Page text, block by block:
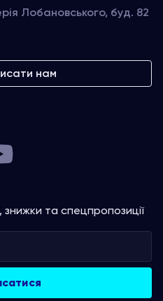
Лобановського, буд. 82
нам
знижки та спецпропозиції